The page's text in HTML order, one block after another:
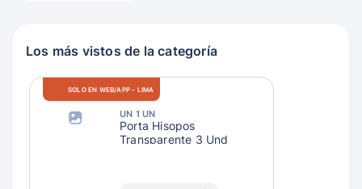
Los más vistos de la categoría
SOLO EN WEB/APP - LIMA
UN 1 UN
Porta Hisopos
Transparente 3 Und